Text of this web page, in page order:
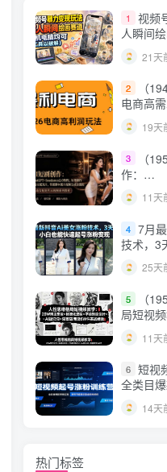
1
视频
人瞬间
均可
21天
2
（
电商高
可做，
19天
3
（
作：
程，从
全流程
11天
4 7月
技术，3
快速起
25天
5
（
局短视
授×标
计×AI11天
6 短视
全类目
节奏规
14天
热门标签